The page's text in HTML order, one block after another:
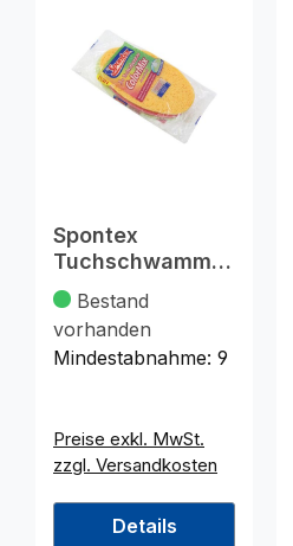
Spontex
Tuchschwamm
Colormix 3er
Bestand
vorhanden
Mindestabnahme: 9
Preise exkl. MwSt.
zzgl. Versandkosten
Details